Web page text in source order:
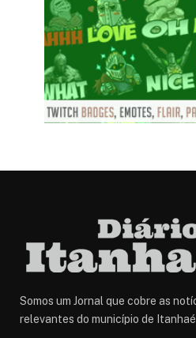
Somos um Jornal que cobre as
relevantes do município de